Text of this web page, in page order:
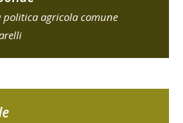
agricola comune